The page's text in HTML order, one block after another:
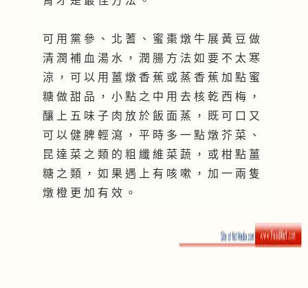
可 用 黨 參 、 北 蓍 、 蜜 棗 燉 牛 展 黃 豆 做
清 潤 補 血 湯 水 ， 潤 腸 方 法 如 要 不 太 寒
涼 ， 可 以 用 薑 燉 香 蕉 或 蒸 香 蕉 加 點 蜜
糖 做 甜 品 ， 小 點 之 中 用 去 核 乾 西 梅 ，
釀 上 五 味 子 肉 放 於 飯 面 蒸 ， 既 可 口 又
可 以 健 脾 輕 瀉 ， 平 時 多 一 點 燉 芥 菜 、
昆 達 菜 之 類 的 粗 纖 維 菜 蔬 ， 或 柑 點 薑
糖 之 類 ， 如 果 遇 上 有 咳 嗽 ， 加 一 兩 隻
燉 橙 更 加 有 效 。